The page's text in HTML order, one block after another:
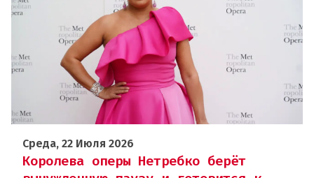
Среда, 22 Июля 2026
Королева оперы Нетребко берёт